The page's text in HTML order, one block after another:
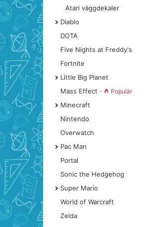
Atari väggdekaler
Diablo
DOTA
Five Nights at Freddy's
Fortnite
Little Big Planet
Mass Effect - Populär
Minecraft
Nintendo
Overwatch
Pac Man
Portal
Sonic the Hedgehog
Super Mario
World of Warcraft
Zelda